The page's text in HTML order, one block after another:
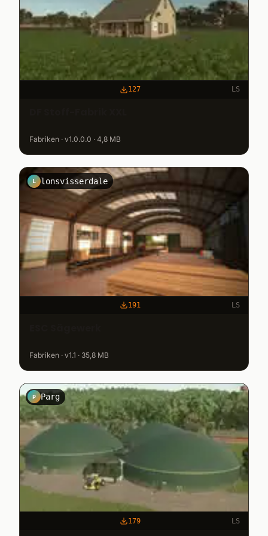
127 LS
Fabriken · v1.0.0.0 · 4,8 MB
L lonsvisserdale
191 LS
Fabriken · v1.1 · 35,8 MB
P Parg
179 LS